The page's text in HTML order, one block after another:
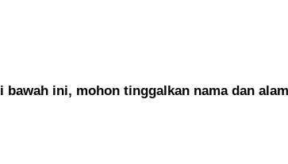
bawah ini, mohon tinggalkan nama dan